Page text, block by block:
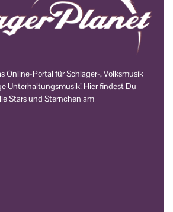
Online-Portal für Schlager-, Volksmusik
Unterhaltungsmusik! Hier findest Du
Stars und Sternchen am